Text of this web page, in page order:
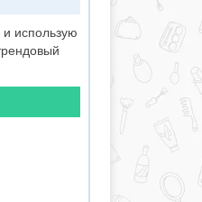
использую